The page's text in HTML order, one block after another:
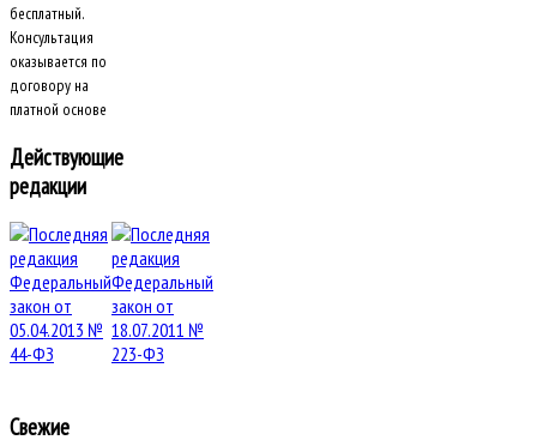
бесплатный.
Консультация
оказывается по
договору на
платной основе
Действующие
редакции
Свежие